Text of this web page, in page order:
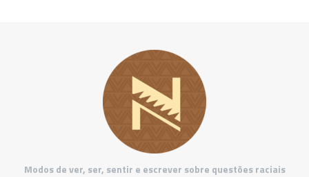
Modos de ver, ser, sentir e escrever sobre questões raciais